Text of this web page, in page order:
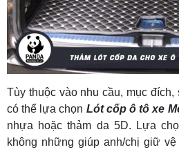
Tùy thuộc vào nhu cầu, mục
có thể lựa chọn Lót cốp ô tô xe
nhựa hoặc thảm da 5D. Lựa
không những giúp anh/chị giữ